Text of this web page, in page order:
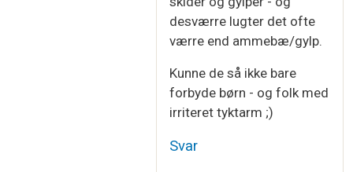
desværre lugter det ofte
værre end ammebæ/gylp.
Kunne de så ikke bare
forbyde børn - og folk med
irriteret tyktarm ;)
Svar